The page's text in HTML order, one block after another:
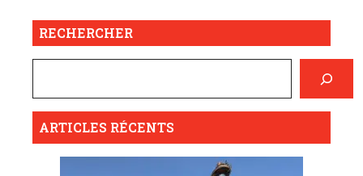
RECHERCHER
ARTICLES RÉCENTS